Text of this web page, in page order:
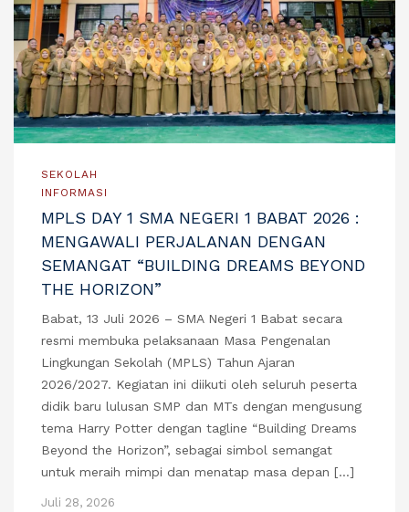
SEKOLAH
INFORMASI
MPLS DAY 1 SMA NEGERI 1 BABAT 2026 :
MENGAWALI PERJALANAN DENGAN
SEMANGAT “BUILDING DREAMS BEYOND
THE HORIZON”
Babat, 13 Juli 2026 – SMA Negeri 1 Babat secara
resmi membuka pelaksanaan Masa Pengenalan
Lingkungan Sekolah (MPLS) Tahun Ajaran
2026/2027. Kegiatan ini diikuti oleh seluruh peserta
didik baru lulusan SMP dan MTs dengan mengusung
tema Harry Potter dengan tagline “Building Dreams
Beyond the Horizon”, sebagai simbol semangat
untuk meraih mimpi dan menatap masa depan […]
Juli 28, 2026